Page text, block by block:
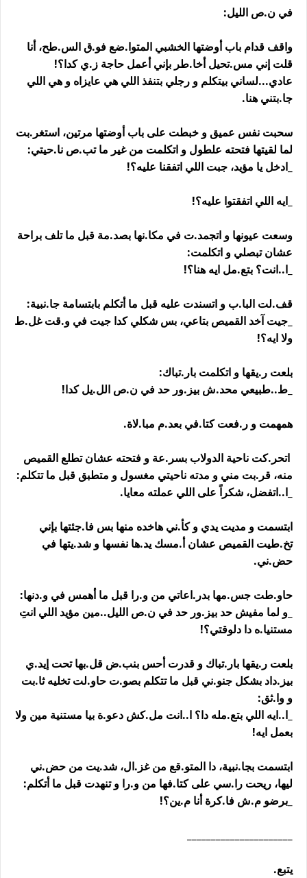
في ن.ص الليل:
واقف قدام باب أوضتها الخشبي المتوا.ضع فو.ق الس.طح، أنا
قلت إني مس.تحيل أخا.طر بإني أعمل حاجة ز.ي كدا؟!
عادي...لساني بيتكلم و رجلي بتنفذ اللي هي عايزاه و هي اللي
جا.بتني هنا.
سحبت نفس عميق و خبطت على باب أوضتها مرتين، استغر.بت
لما لقيتها فتحته علطول و اتكلمت من غير ما تب.ص نا.حيتي:
_ادخل يا مؤيد، جبت اللي اتفقنا عليه؟!
_ايه اللي اتفقتوا عليه؟!
وسعت عيونها و اتجمد.ت في مكا.نها بصد.مة قبل ما تلف براحة
عشان تبصلي و اتكلمت:
_ا..انت؟ بتع.مل ايه هنا؟!
قف.لت البا.ب و اتسندت عليه قبل ما أتكلم بابتسامة جا.نبية:
_جيت آخد القميص بتاعي، بس شكلي كدا جيت في و.قت غل.ط
ولا ايه؟!
بلعت ر.يقها و اتكلمت بار.تباك:
_ط..طبيعي محد.ش بيز.ور حد في ن.ص الل.يل كدا!
همهمت و ر.فعت كتا.في بعد.م مبا.لاة.
اتحر.كت ناحية الدولاب بسر.عة و فتحته عشان تطلع القميص
منه، قر.بت مني و مدته ناحيتي مغسول و متطبق قبل ما تتكلم:
_ا..اتفضل، شكراً على اللي عملته معايا.
ابتسمت و مديت يدي و كأ.ني هاخده منها بس فا.جئتها بإني
تخ.طيت القميص عشان أ.مسك يد.ها نفسها و شد.يتها في
حض.ني.
حاو.طت جس.مها بدر.اعاتي من و.را قبل ما أهمس في و.دنها:
_و لما مفيش حد بيز.ور حد في ن.ص الليل..مين مؤيد اللي انتِ
مستنيا.ه دا دلوقتي؟!
بلعت ر.يقها بار.تباك و قدرت أحس بنب.ض قل.بها تحت إيد.ي
بيز.داد بشكل جنو.ني قبل ما تتكلم بصو.ت حاو.لت تخليه ثا.بت
و وا.ثق:
_ا..ايه اللي بتع.مله دا؟ ا..انت مل.كش دعو.ة بيا مستنية مين ولا
بعمل ايه!
ابتسمت بجا.نبية، دا المتو.قع من غز.ال، شد.يت من حض.ني
ليها، ريحت را.سي على كتا.فها من و.را و تنهدت قبل ما أتكلم:
_برضو م.ش فا.كرة أنا م.ين؟!
يتبع.